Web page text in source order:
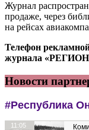
Журнал
продаже, через
на рейсах
Телефон
журнала
Новости